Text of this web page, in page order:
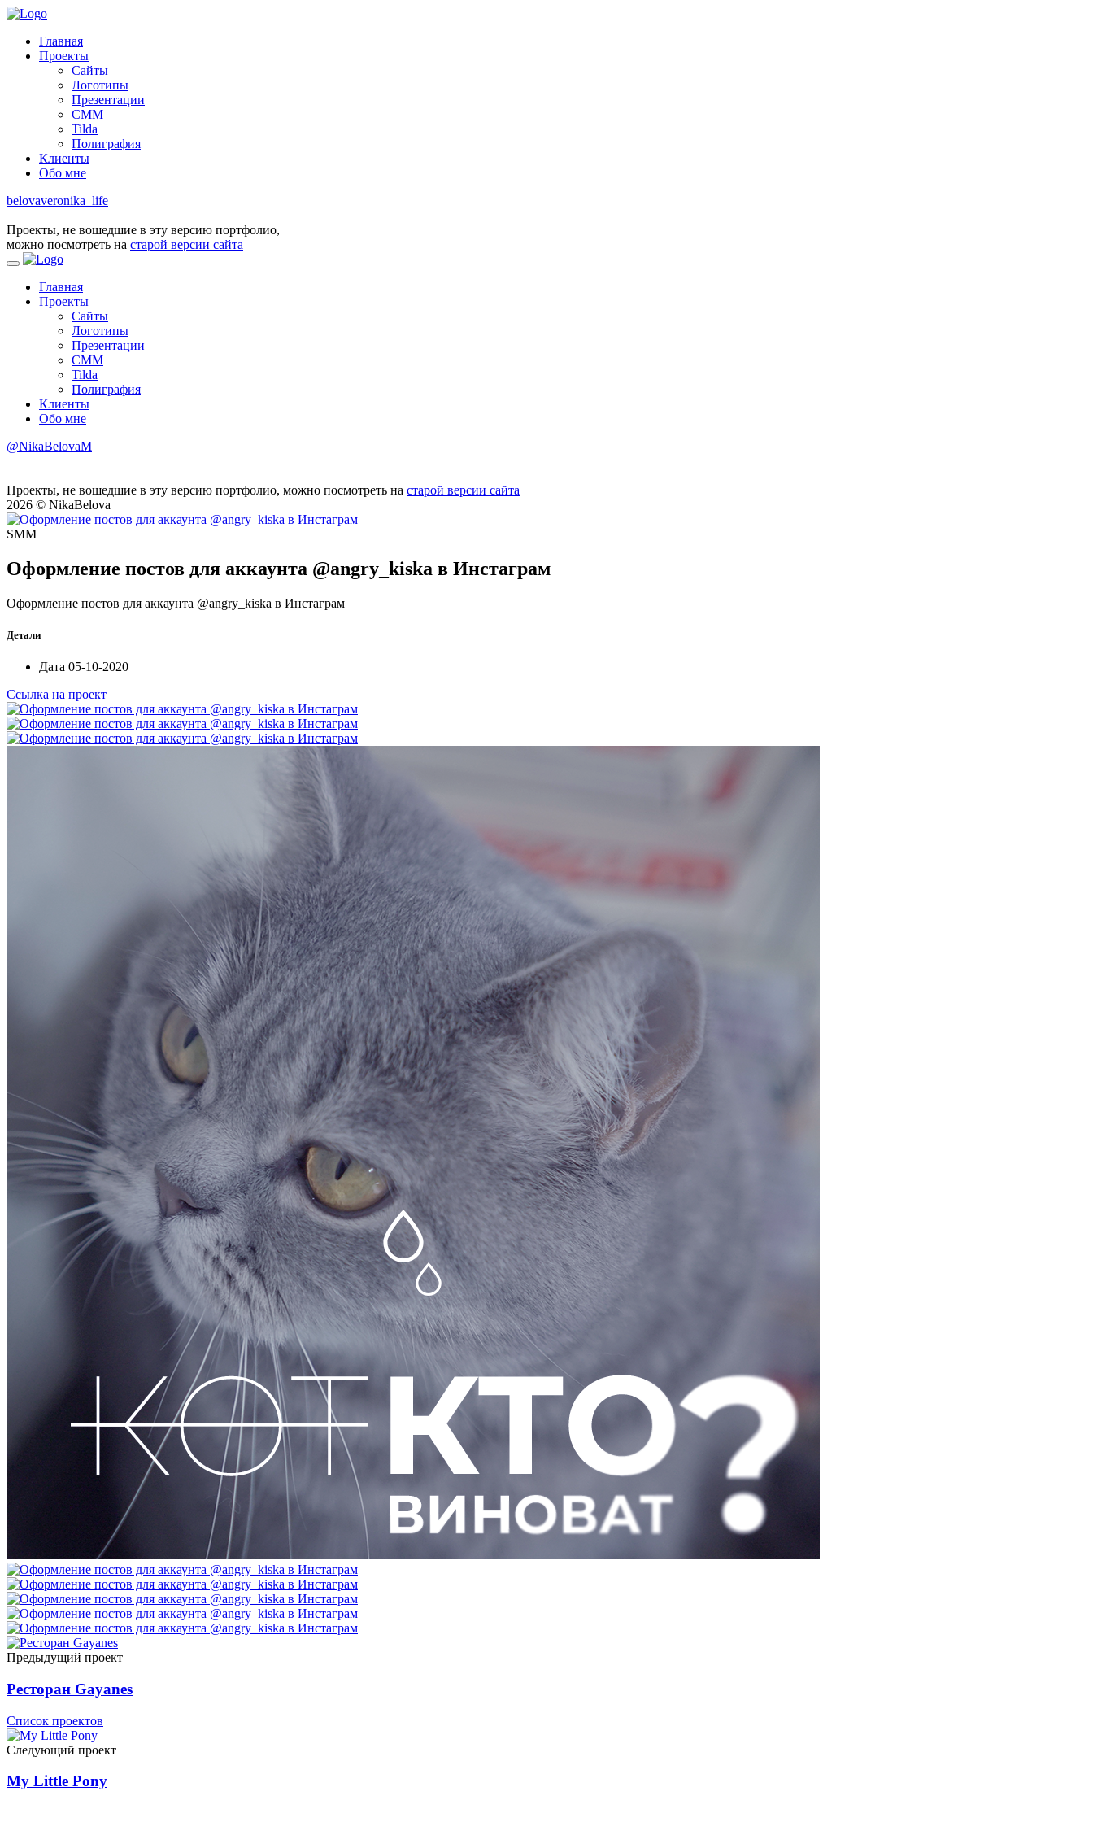
Главная
Проекты
Сайты
Логотипы
Презентации
СММ
Tilda
Полиграфия
Клиенты
Обо мне
belovaveronika_life
Проекты, не вошедшие в эту версию портфолио,
можно посмотреть на старой версии сайта
Главная
Проекты
Сайты
Логотипы
Презентации
СММ
Tilda
Полиграфия
Клиенты
Обо мне
@NikaBelovaM
Проекты, не вошедшие в эту версию портфолио, можно посмотреть на старой версии сайта
2026 © NikaBelova
SMM
Оформление постов для аккаунта @angry_kiska в Инстаграм
Оформление постов для аккаунта @angry_kiska в Инстаграм
Детали
Дата 05-10-2020
Ссылка на проект
Предыдущий проект
Ресторан Gayanes
Список проектов
Следующий проект
My Little Pony